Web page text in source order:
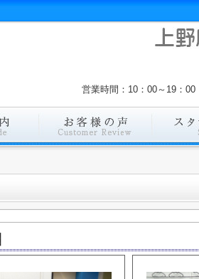
営業時間：10：00～19：